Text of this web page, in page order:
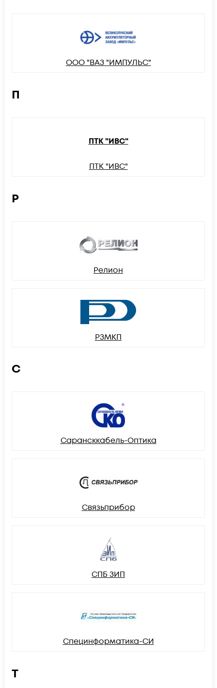
ООО "ВАЗ "ИМПУЛЬС"
П
ПТК "ИВС"
ПТК "ИВС"
Р
Релион
РЗМКП
С
Сарансккабель-Оптика
Связьприбор
СПБ ЗИП
Специнформатика-СИ
Т